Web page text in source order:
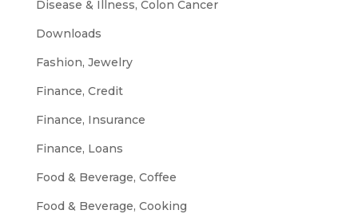
Disease & Illness, Colon Cancer
Downloads
Fashion, Jewelry
Finance, Credit
Finance, Insurance
Finance, Loans
Food & Beverage, Coffee
Food & Beverage, Cooking